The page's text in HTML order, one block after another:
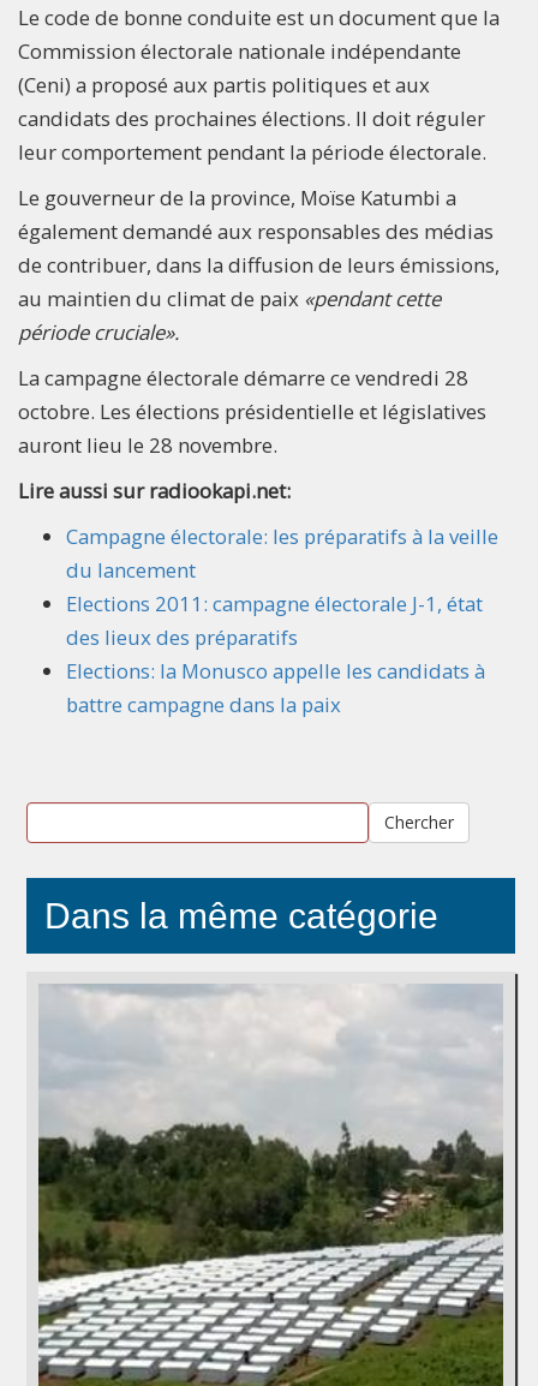
Le code de bonne conduite est un document que la
Commission électorale nationale indépendante
(Ceni) a proposé aux partis politiques et aux
candidats des prochaines élections. Il doit réguler
leur comportement pendant la période électorale.
Le gouverneur de la province, Moïse Katumbi a
également demandé aux responsables des médias
de contribuer, dans la diffusion de leurs émissions,
au maintien du climat de paix «pendant cette
période cruciale».
La campagne électorale démarre ce vendredi 28
octobre. Les élections présidentielle et législatives
auront lieu le 28 novembre.
Lire aussi sur radiookapi.net:
Campagne électorale: les préparatifs à la veille
du lancement
Elections 2011: campagne électorale J-1, état
des lieux des préparatifs
Elections: la Monusco appelle les candidats à
battre campagne dans la paix
Chercher
Dans la même catégorie